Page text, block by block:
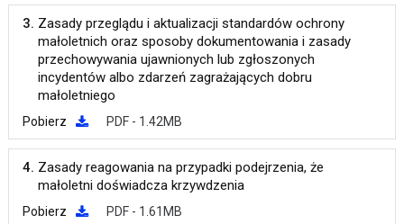
3. Zasady przeglądu i aktualizacji standardów ochrony
małoletnich oraz sposoby dokumentowania i zasady
przechowywania ujawnionych lub zgłoszonych
incydentów albo zdarzeń zagrażających dobru
małoletniego
Pobierz PDF - 1.42MB
4. Zasady reagowania na przypadki podejrzenia, że
małoletni doświadcza krzywdzenia
Pobierz PDF - 1.61MB